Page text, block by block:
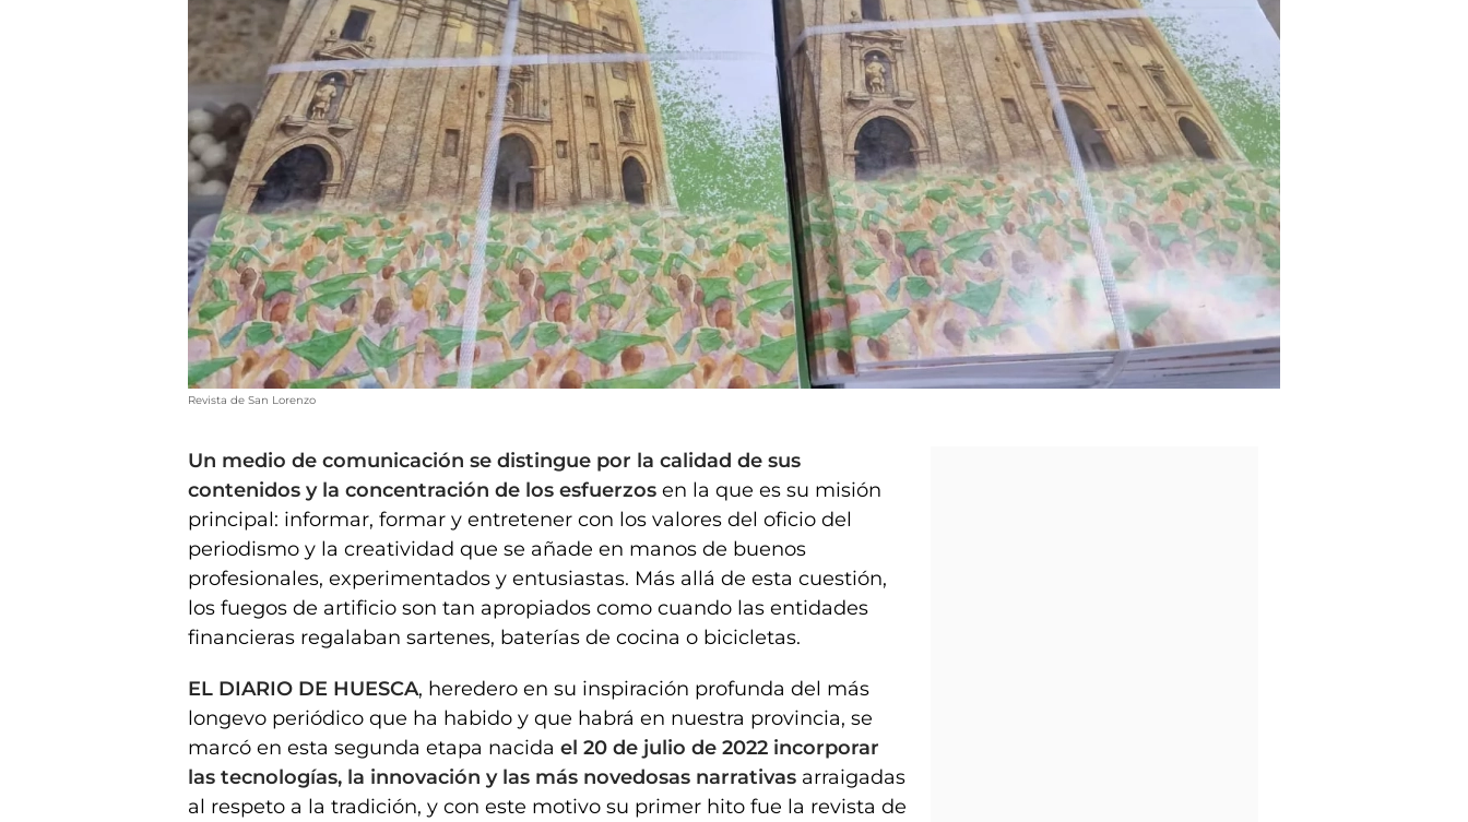
Revista de San Lorenzo
Un medio de comunicación se distingue por la calidad de sus
contenidos y la concentración de los esfuerzos en la que es su misión
principal: informar, formar y entretener con los valores del oficio del
periodismo y la creatividad que se añade en manos de buenos
profesionales, experimentados y entusiastas. Más allá de esta cuestión,
los fuegos de artificio son tan apropiados como cuando las entidades
financieras regalaban sartenes, baterías de cocina o bicicletas.
EL DIARIO DE HUESCA, heredero en su inspiración profunda del más
longevo periódico que ha habido y que habrá en nuestra provincia, se
marcó en esta segunda etapa nacida el 20 de julio de 2022 incorporar
las tecnologías, la innovación y las más novedosas narrativas arraigadas
al respeto a la tradición, y con este motivo su primer hito fue la revista de